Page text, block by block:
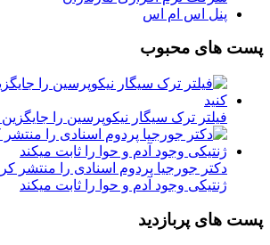
پنل اس ام اس
پست های محبوب
فیلتر ترک سیگار نیکوپرسین را
دکتر جورجیا پردوم اسنادی را منتشر
ژنتیکی وجود آدم و حوا را ثابت میکند
پست های پربازدید